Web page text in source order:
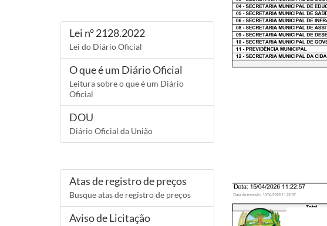
Lei n° 2128.2022
Lei do Diário Oficial
O que é um Diário Oficial
Leitura sobre o que é um Diário
Oficial
DOU
Diário Oficial da União
Atas de registro de preços
Busque atas de registro de preços
Aviso de Licitação